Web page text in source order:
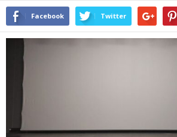
Facebook Twitter